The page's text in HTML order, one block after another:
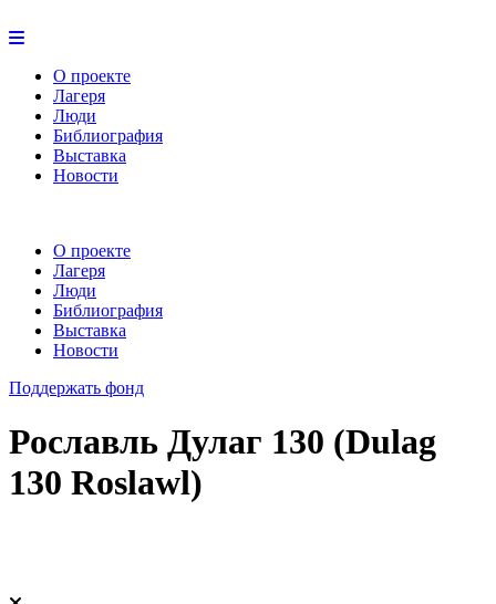
О проекте
Лагеря
Люди
Библиография
Выставка
Новости
О проекте
Лагеря
Люди
Библиография
Выставка
Новости
Поддержать фонд
Рославль Дулаг 130 (Dulag
130 Roslawl)